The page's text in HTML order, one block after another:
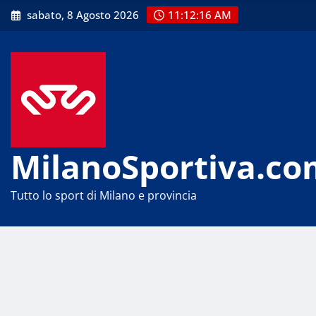
Skip
to
sabato, 8 Agosto 2026 11:12:16 AM
Tutto lo sport di Milano e provincia